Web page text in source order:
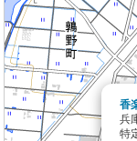
香
兵
特